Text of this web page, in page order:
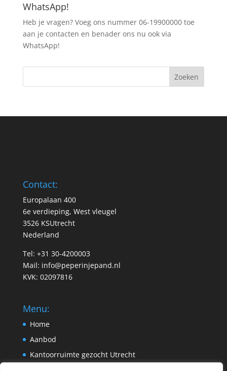
WhatsApp!
Heb je vragen? Voeg ons nummer 06-19900000 toe
aan je contacten en benader ons nu ook via
WhatsApp!
Contact:
Europalaan 400
6e verdieping, West vleugel
3526 KSUtrecht
Nederland
Tel: +31 30-4200003
Mail: info@peperinjepand.nl
KVK: 02097816
Menu:
Home
Aanbod
Kantoorruimte gezocht Utrecht